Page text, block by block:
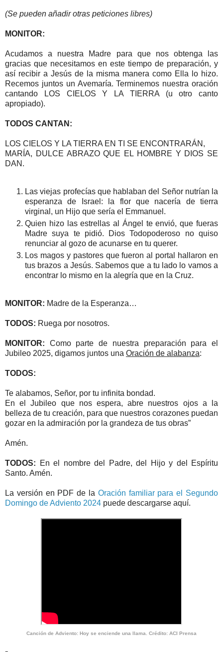
(Se pueden añadir otras peticiones libres)
MONITOR:
Acudamos a nuestra Madre para que nos obtenga las
gracias que necesitamos en este tiempo de preparación, y
así recibir a Jesús de la misma manera como Ella lo hizo.
Recemos juntos un Avemaría. Terminemos nuestra oración
cantando LOS CIELOS Y LA TIERRA (u otro canto
apropiado).
TODOS CANTAN:
LOS CIELOS Y LA TIERRA EN TI SE ENCONTRARÁN,
MARÍA, DULCE ABRAZO QUE EL HOMBRE Y DIOS SE
DAN.
Las viejas profecías que hablaban del Señor nutrían la
esperanza de Israel: la flor que nacería de tierra
virginal, un Hijo que sería el Emmanuel.
Quien hizo las estrellas al Ángel te envió, que fueras
Madre suya te pidió. Dios Todopoderoso no quiso
renunciar al gozo de acunarse en tu querer.
Los magos y pastores que fueron al portal hallaron en
tus brazos a Jesús. Sabemos que a tu lado lo vamos a
encontrar lo mismo en la alegría que en la Cruz.
MONITOR: Madre de la Esperanza…
TODOS: Ruega por nosotros.
MONITOR: Como parte de nuestra preparación para el
Jubileo 2025, digamos juntos una Oración de alabanza:
TODOS:
Te alabamos, Señor, por tu infinita bondad.
En el Jubileo que nos espera, abre nuestros ojos a la
belleza de tu creación, para que nuestros corazones puedan
gozar en la admiración por la grandeza de tus obras”
Amén.
TODOS:
En el nombre del Padre, del Hijo y del Espíritu
Santo. Amén.
La versión en PDF de la Oración familiar para el Segundo
Domingo de Adviento 2024 puede descargarse aquí.
Canción de Adviento: Hoy se enciende una llama. Crédito: ACI Prensa